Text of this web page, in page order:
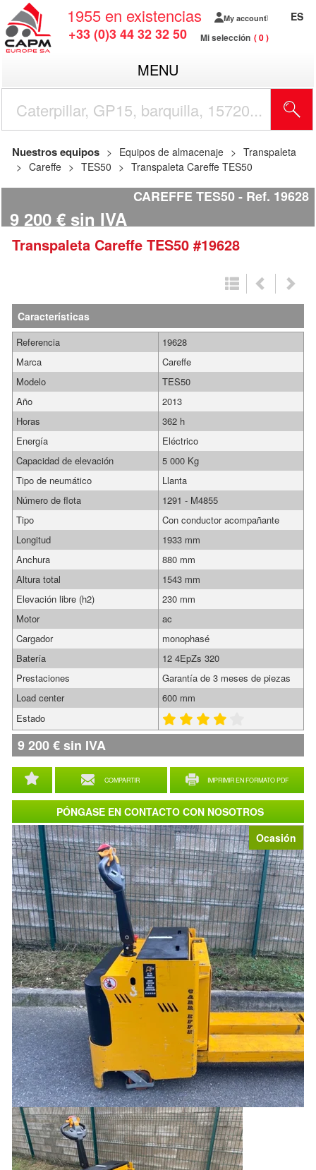
1955 en existencias
+33 (0)3 44 32 32 50
My account
Mi selección 0
ES
MENU
Nuestros equipos Equipos de almacenaje
Transpaleta
Careffe
TES50 Transpaleta Careffe TES50
CAREFFE TES50 Ref. 19628
9 200 € sin IVA
Transpaleta Careffe TES50 #19628
Ocasión
Características
COMPARTIR IMPRIMIR EN FORMATO PDF
Referencia
19628
Marca
Careffe
Modelo
TES50
Año
2013
Horas
362 h
Energía
Eléctrico
Capacidad de elevación
5 000 Kg
Tipo de neumático
Llanta
Número de flota
1291 - M4855
Tipo
Con conductor acompañante
Longitud
1933 mm
Anchura
880 mm
Altura total
1543 mm
Elevación libre (h2)
230 mm
Motor
ac
Cargador
monophasé
Batería
12 4EpZs 320
Prestaciones
Garantía de 3 meses de piezas
Load center
600 mm
Estado
9 200€sin IVA
PÓNGASE EN CONTACTO CON NOSOTROS